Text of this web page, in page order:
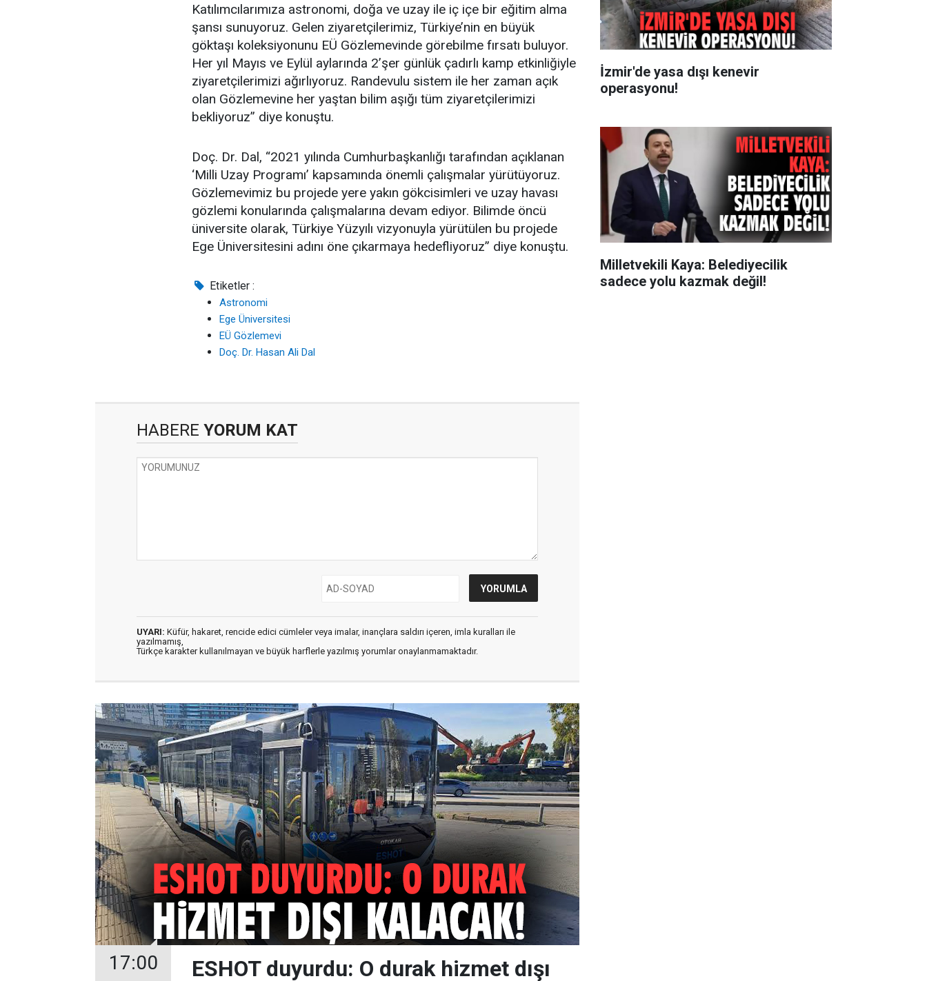
Katılımcılarımıza astronomi, doğa ve uzay ile iç içe bir eğitim alma
şansı sunuyoruz. Gelen ziyaretçilerimiz, Türkiye’nin en büyük
göktaşı koleksiyonunu EÜ Gözlemevinde görebilme fırsatı buluyor.
Her yıl Mayıs ve Eylül aylarında 2’şer günlük çadırlı kamp etkinliğiyle
ziyaretçilerimizi ağırlıyoruz. Randevulu sistem ile her zaman açık
olan Gözlemevine her yaştan bilim aşığı tüm ziyaretçilerimizi
bekliyoruz” diye konuştu.
Doç. Dr. Dal, “2021 yılında Cumhurbaşkanlığı tarafından açıklanan
‘Milli Uzay Programı’ kapsamında önemli çalışmalar yürütüyoruz.
Gözlemevimiz bu projede yere yakın gökcisimleri ve uzay havası
gözlemi konularında çalışmalarına devam ediyor. Bilimde öncü
üniversite olarak, Türkiye Yüzyılı vizyonuyla yürütülen bu projede
Ege Üniversitesini adını öne çıkarmaya hedefliyoruz” diye konuştu.
Etiketler :
Astronomi
Ege Üniversitesi
EÜ Gözlemevi
Doç. Dr. Hasan Ali Dal
HABERE YORUM KAT
UYARI: Küfür, hakaret, rencide edici cümleler veya imalar, inançlara saldırı içeren, imla kuralları ile
yazılmamış,
Türkçe karakter kullanılmayan ve büyük harflerle yazılmış yorumlar onaylanmamaktadır.
17:00 ESHOT duyurdu: O durak hizmet dışı
İzmir'de yasa dışı kenevir
operasyonu!
Milletvekili Kaya: Belediyecilik
sadece yolu kazmak değil!